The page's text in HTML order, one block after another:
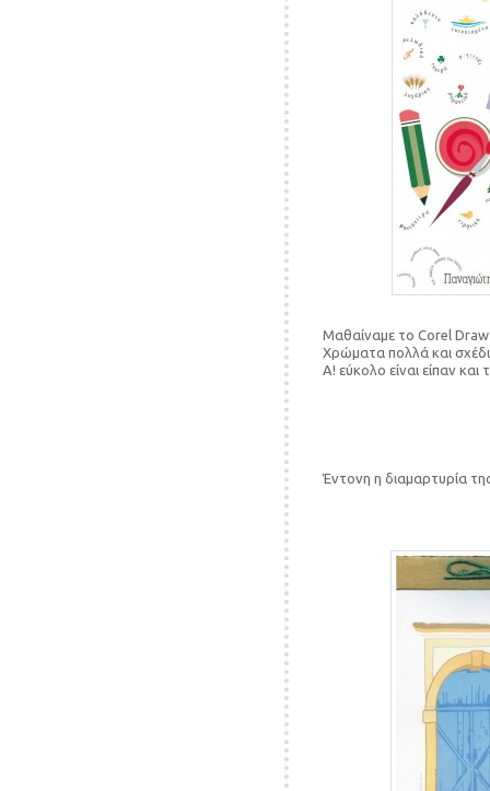
Μαθαίναμε το Corel
Χρώματα πολλά και
Α! εύκολο είναι είπαν
Έντονη η διαμαρτυρία